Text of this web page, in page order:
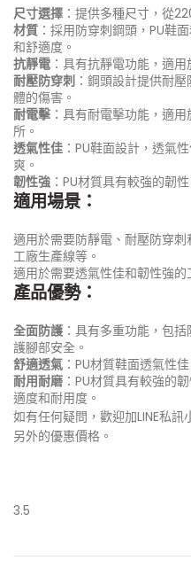
尺寸選擇 ：提供多種尺寸，從
材質 ：採用防穿刺鋼頭，PU鞋
和舒適度。
抗靜電 ：具有抗靜電功能，適
耐壓防穿刺 ：鋼頭設計提供耐
體的傷害。
耐電擊 ：具有耐電擊功能，適
所。
透氣性佳 ：PU鞋面設計，透氣
爽。
韌性強 ：PU材質具有較強的韌
適用場景：
適用於需要防靜電、耐壓防穿
工廠生產線等。
適用於需要透氣性佳和韌性強
產品優勢：
全面防護 ：具有多重功能，包
護腳部安全。
舒適透氣 ：PU材質鞋面透氣性
耐用耐磨 ：PU材質具有較強的
適度和耐用度。
如有任何疑問，歡迎加LINE私
另外的優惠價格。
3.5